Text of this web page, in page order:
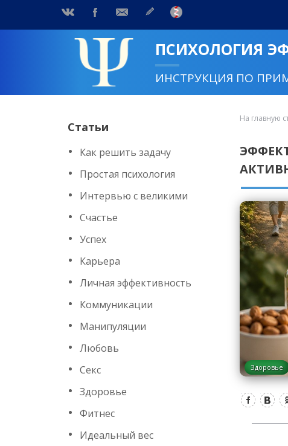
ПСИХОЛОГИЯ
ИНСТРУКЦИЯ ПО
Статьи
Как решить задачу
Простая психология
Интервью с великими
Счастье
Успех
Карьера
Личная эффективность
Коммуникации
Манипуляции
Любовь
Секс
Здоровье
Фитнес
Идеальный вес
На главную
Здоровье